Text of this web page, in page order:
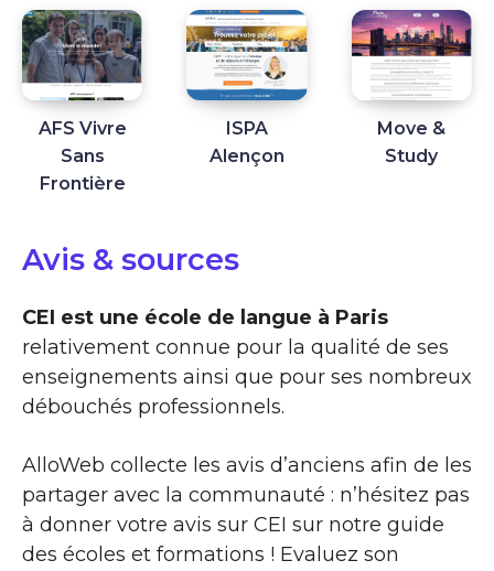
AFS Vivre
Sans
Frontière
ISPA
Alençon
Move &
Study
Avis & sources
CEI est une école de langue à Paris
relativement connue pour la qualité de ses
enseignements ainsi que pour ses nombreux
débouchés professionnels.
AlloWeb collecte les avis d’anciens afin de les
partager avec la communauté : n’hésitez pas
à donner votre avis sur CEI sur notre guide
des écoles et formations ! Evaluez son